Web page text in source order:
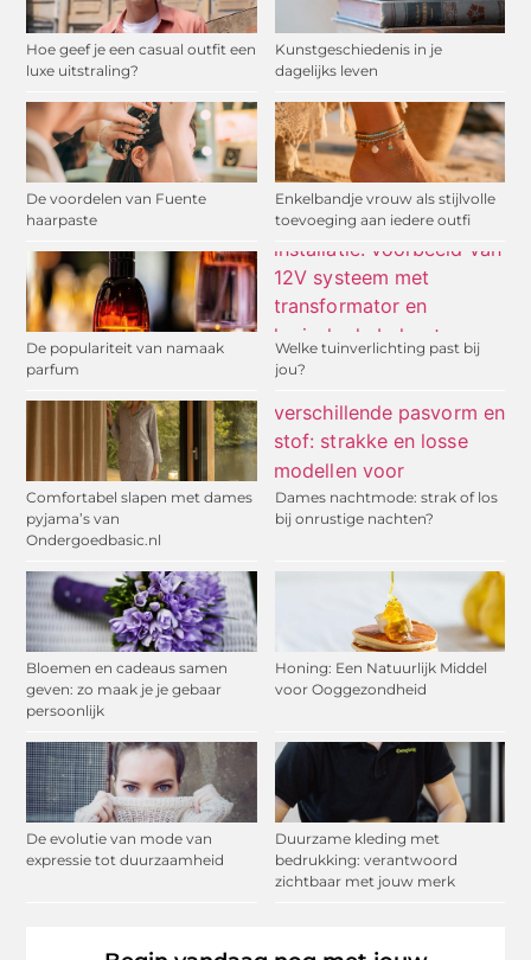
Hoe geef je een casual outfit een
luxe uitstraling?
Kunstgeschiedenis in je
dagelijks leven
De voordelen van Fuente
haarpaste
Enkelbandje vrouw als stijlvolle
toevoeging aan iedere outfi
De populariteit van namaak
parfum
Welke tuinverlichting past bij
jou?
Comfortabel slapen met dames
pyjama’s van
Ondergoedbasic.nl
Dames nachtmode: strak of los
bij onrustige nachten?
Bloemen en cadeaus samen
geven: zo maak je je gebaar
persoonlijk
Honing: Een Natuurlijk Middel
voor Ooggezondheid
De evolutie van mode van
expressie tot duurzaamheid
Duurzame kleding met
bedrukking: verantwoord
zichtbaar met jouw merk